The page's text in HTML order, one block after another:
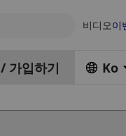
비디오이
ZEC $454.62
/ 가입하기 Ko